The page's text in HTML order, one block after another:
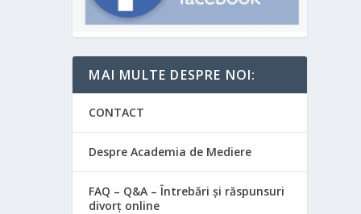
MAI MULTE DESPRE NOI:
CONTACT
Despre Academia de Mediere
FAQ – Q&A – Întrebări și răspunsuri
divorț online